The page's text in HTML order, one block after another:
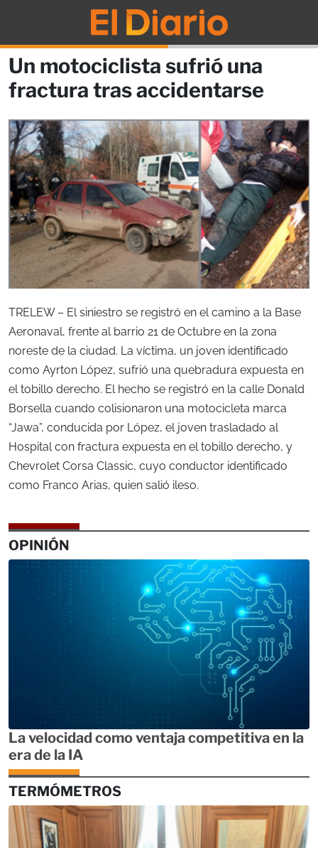
Un motociclista sufrió una
fractura tras accidentarse
TRELEW – El siniestro se registró en el camino a la Base
Aeronaval, frente al barrio 21 de Octubre en la zona
noreste de la ciudad. La víctima, un joven identificado
como Ayrton López, sufrió una quebradura expuesta en
el tobillo derecho. El hecho se registró en la calle Donald
Borsella cuando colisionaron una motocicleta marca
“Jawa”, conducida por López, el joven trasladado al
Hospital con fractura expuesta en el tobillo derecho, y
Chevrolet Corsa Classic, cuyo conductor identificado
como Franco Arias, quien salió ileso.
OPINIÓN
La velocidad como ventaja competitiva en la
era de la IA
TERMÓMETROS